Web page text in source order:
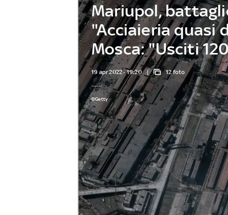
Mariupol,
"Acciaieria quasi
Mosca: "Usciti
19 apr 2022 - 19:20 12 foto
©Getty